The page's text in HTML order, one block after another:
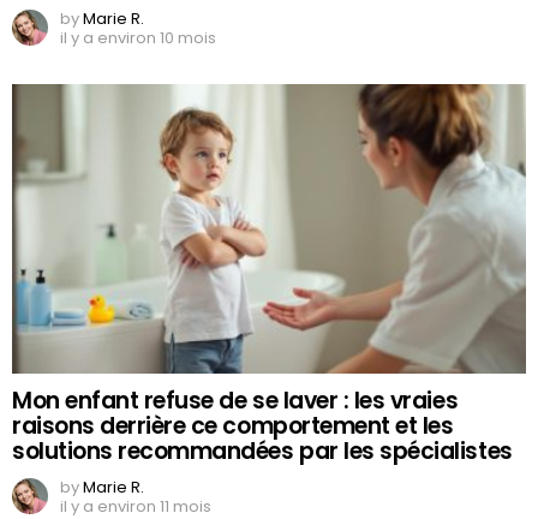
byMarie R.
il y a environ 10 mois
Mon enfant refuse de se laver : les vraies
raisons derrière ce comportement et les
solutions recommandées par les spécialistes
byMarie R.
il y a environ 11 mois